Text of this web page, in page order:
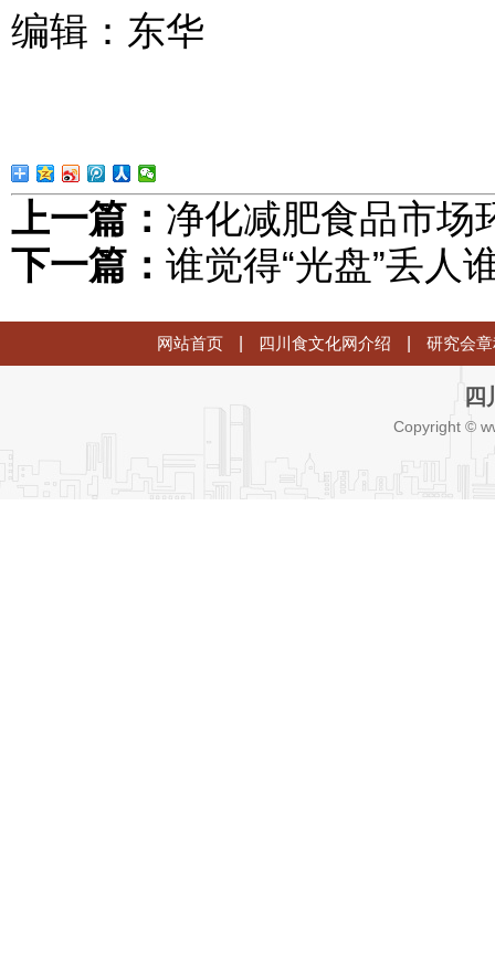
编辑：东华
上一篇： 净化减肥食品市场
下一篇： 谁觉得“光盘”丢人
网站首页 四川食文化网介绍 研究会
Copyright ©